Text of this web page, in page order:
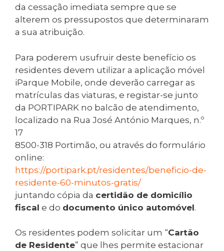
da cessação imediata sempre que se
alterem os pressupostos que determinaram
a sua atribuição.
Para poderem usufruir deste benefício os
residentes devem utilizar a aplicação móvel
iParque Mobile, onde deverão carregar as
matrículas das viaturas, e registar-se junto
da PORTIPARK no balcão de atendimento,
localizado na Rua José António Marques, n.º
17
8500-318 Portimão, ou através do formulário
online:
https://portipark.pt/residentes/beneficio-de-
residente-60-minutos-gratis/
juntando cópia da certidão de domicílio
fiscal e do documento único automóvel.
Os residentes podem solicitar um “Cartão
de Residente” que lhes permite estacionar